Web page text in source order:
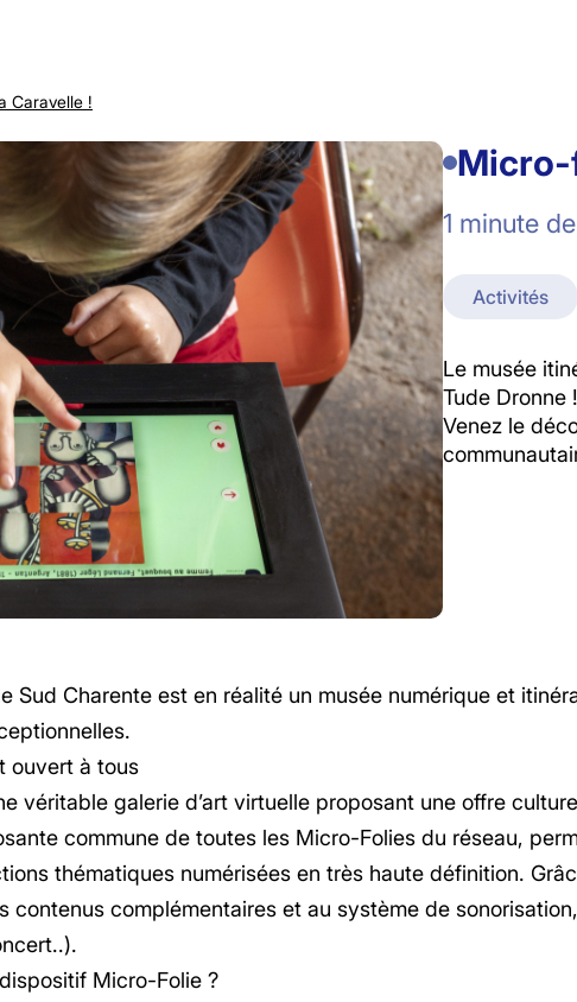
Caravelle !
Micro-
1 minute
Activités
Le musée
Tude Dronne !
Venez le
Sud Charente est en réalité un musée numérique et
ouvert à tous
véritable galerie d’art virtuelle proposant une offre
commune de toutes les Micro-Folies du réseau,
thématiques numérisées en très haute définition.
contenus complémentaires et au système de
Micro-Folie ?